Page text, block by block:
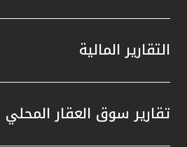
التقارير المالية
تقارير سوق العقار المحلي